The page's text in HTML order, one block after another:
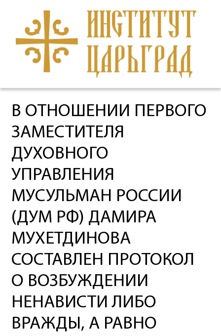
В ОТНОШЕНИИ ПЕРВОГО
ЗАМЕСТИТЕЛЯ
ДУХОВНОГО
УПРАВЛЕНИЯ
МУСУЛЬМАН РОССИИ
(ДУМ РФ) ДАМИРА
МУХЕТДИНОВА
СОСТАВЛЕН ПРОТОКОЛ
О ВОЗБУЖДЕНИИ
НЕНАВИСТИ ЛИБО
ВРАЖДЫ, А РАВНО